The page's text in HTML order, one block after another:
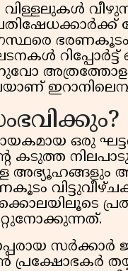
ഭരണകൂടം
അത്രത്തോളം
ഒരു
കടുത്ത
അഭ്യൂഹങ്ങളും